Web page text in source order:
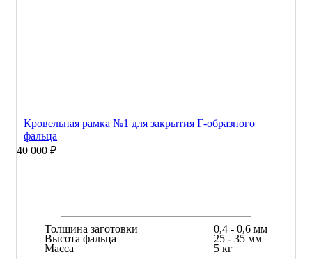
Кровельная рамка №1 для закрытия Г-образного
фальца
40 000 ₽
Толщина заготовки
Высота фальца
Масса
0,4 - 0,6 мм
25 - 35 мм
5 кг